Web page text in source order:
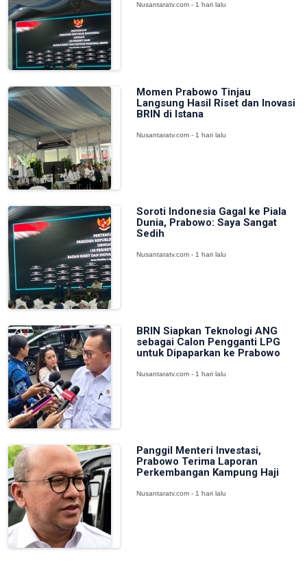
Nusantaratv.com - 1 hari lalu
Momen Prabowo Tinjau
Langsung Hasil Riset dan Inovasi
BRIN di Istana
Nusantaratv.com - 1 hari lalu
Soroti Indonesia Gagal ke Piala
Dunia, Prabowo: Saya Sangat
Sedih
Nusantaratv.com - 1 hari lalu
BRIN Siapkan Teknologi ANG
sebagai Calon Pengganti LPG
untuk Dipaparkan ke Prabowo
Nusantaratv.com - 1 hari lalu
Panggil Menteri Investasi,
Prabowo Terima Laporan
Perkembangan Kampung Haji
Nusantaratv.com - 1 hari lalu